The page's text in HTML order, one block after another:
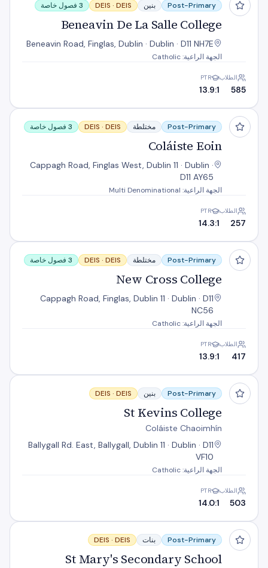
Post-Primary بنين DEIS · DEIS 3 فصول خاصة
Beneavin De La Salle College
Beneavin Road, Finglas, Dublin · Dublin · D11 NH7E
الجهة الراعية: Catholic
الطلاب
585
PTR
13.9:1
Coláiste Eoin
Post-Primary مختلطة DEIS · DEIS 3 فصول خاصة
Coláiste Eoin
Cappagh Road, Finglas West, Dublin 11 · Dublin ·
D11 AY65
الجهة الراعية: Multi Denominational
الطلاب
257
PTR
14.3:1
New Cross College
Post-Primary مختلطة DEIS · DEIS 3 فصول خاصة
New Cross College
Cappagh Road, Finglas, Dublin 11 · Dublin · D11
NC56
الجهة الراعية: Catholic
الطلاب
417
PTR
13.9:1
St Kevins College
Post-Primary بنين DEIS · DEIS
St Kevins College
Coláiste Chaoimhín
Ballygall Rd. East, Ballygall, Dublin 11 · Dublin · D11
VF10
الجهة الراعية: Catholic
الطلاب
503
PTR
14.0:1
St Mary's Secondary School
Post-Primary بنات DEIS · DEIS
St Mary's Secondary School